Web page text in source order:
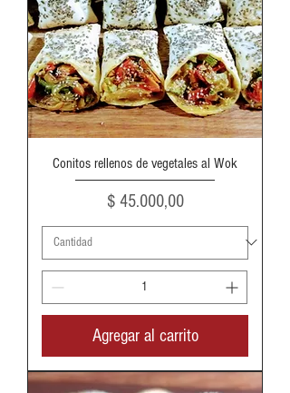
Conitos rellenos de vegetales al Wok
Precio
$ 45.000,00
Agregar al carrito